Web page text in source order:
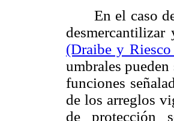
En el caso
desmercantilizar
(Draibe y
umbrales
funciones
de los arreglos
de protección